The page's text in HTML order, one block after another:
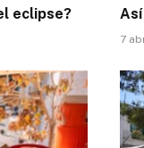
eclipse?
7